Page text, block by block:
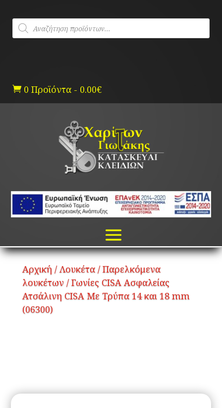
content
Products
search
 0 Προϊόντα - 0.00€
Αρχική / Λουκέτα/ Παρελκόμενα
λουκέτων / Γωνίες CISA Ασφαλείας
Ατσάλινη CISA Με Τρύπα 14 και 18 mm
(06300)